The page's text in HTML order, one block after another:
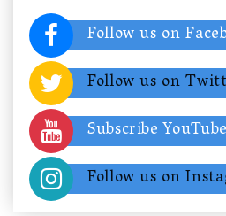
Follow us on
Follow us on
Subscribe
Follow us on